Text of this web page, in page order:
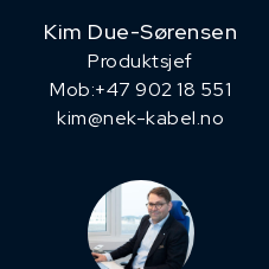
Kim Due-Sørensen
Produktsjef
​Mob:+47 902 18 551
kim@nek-kabel.no